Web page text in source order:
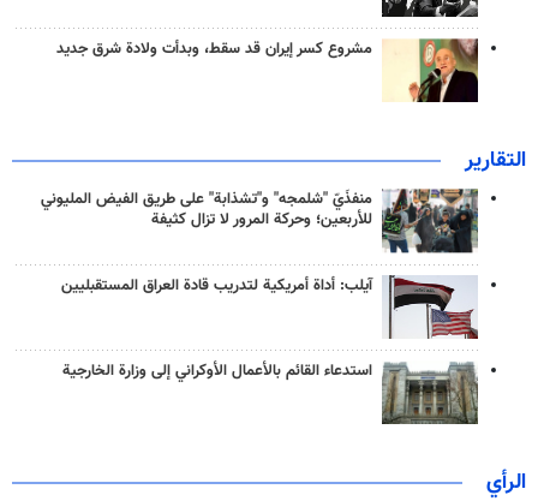
مشروع كسر إيران قد سقط، وبدأت ولادة شرق جديد
التقارير
منفذَيّ "شلمجه" و"تشذابة" على طريق الفيض المليوني
للأربعين؛ وحركة المرور لا تزال كثيفة
آيلب: أداة أمريكية لتدريب قادة العراق المستقبليين
استدعاء القائم بالأعمال الأوكراني إلى وزارة الخارجية
الرأي